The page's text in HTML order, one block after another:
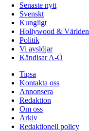
Senaste nytt
Svenskt
Kungligt
Hollywood & Världen
Politik
Vi avslöjar
Kändisar A-Ö
Tipsa
Kontakta oss
Annonsera
Redaktion
Om oss
Arkiv
Redaktionell policy